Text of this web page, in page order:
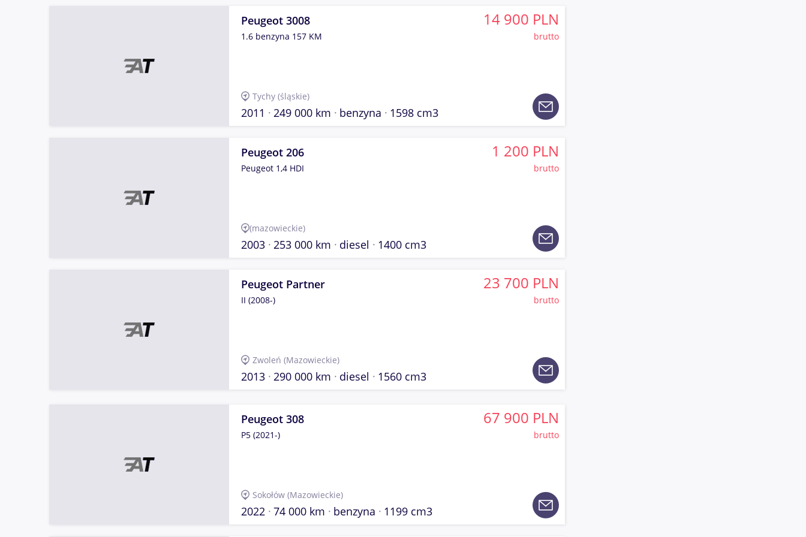
Peugeot 3008
1.6 benzyna 157 KM
14 900 PLN
brutto
Tychy (śląskie)
2011 249 000 km benzyna 1598 cm3
Peugeot 206
Peugeot 1,4 HDI
1 200 PLN
brutto
(mazowieckie)
2003 253 000 km diesel 1400 cm3
Peugeot Partner
II (2008-)
23 700 PLN
brutto
Zwoleń (Mazowieckie)
2013 290 000 km diesel 1560 cm3
Peugeot 308
P5 (2021-)
67 900 PLN
brutto
Sokołów (Mazowieckie)
2022 74 000 km benzyna 1199 cm3